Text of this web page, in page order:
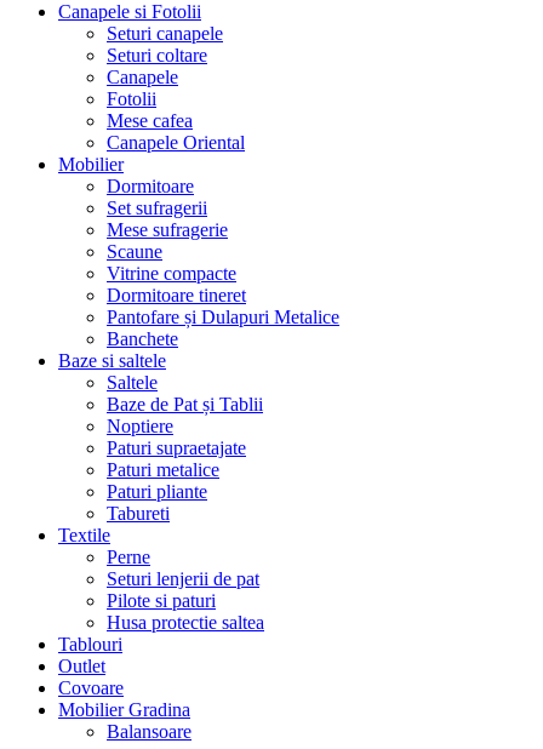
Canapele si Fotolii
Seturi canapele
Seturi coltare
Canapele
Fotolii
Mese cafea
Canapele Oriental
Mobilier
Dormitoare
Set sufragerii
Mese sufragerie
Scaune
Vitrine compacte
Dormitoare tineret
Pantofare și Dulapuri Metalice
Banchete
Baze si saltele
Saltele
Baze de Pat și Tablii
Noptiere
Paturi supraetajate
Paturi metalice
Paturi pliante
Tabureti
Textile
Perne
Seturi lenjerii de pat
Pilote si paturi
Husa protectie saltea
Tablouri
Outlet
Covoare
Mobilier Gradina
Balansoare